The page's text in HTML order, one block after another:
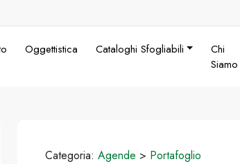
Oggettistica Cataloghi Sfogliabili
Chi
Siamo
Categoria: Agende > Portafoglio